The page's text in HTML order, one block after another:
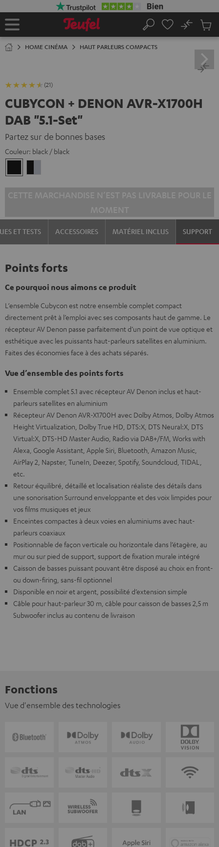
Page
Rechercher
No
panier
HOME CINÉMA HAUT PARLEURS COMPACTS
(21)
CUBYCON + DENON AVR-X1700H
DAB "5.1-Set"
Partez sur de bonnes bases
Couleur: black / black
/
ET TESTS ACCESSOIRES MATÉRIEL INCLUS SUPPORT
Points forts
Ce pourquoi nous aimons ce produit
L‘ensemble Cubycon est notre ensemble complet compact
directement prêt à l’emploi avec ses composants haut de gamme. Le
récepteur AV Denon passe parfaitement d’un point de vue optique et
esthétique avec les puissants haut-parleurs satellites en aluminium.
Faites des économies face à des achats séparés.
Vue d’ensemble des points forts
Ensemble complet 5.1 avec récepteur AV Denon inclus et haut-
parleurs satellites en aluminium
Récepteur AV Denon AVR-X1700H avec Dolby Atmos, Dolby Atmos
Height Virtualization, Dolby True HD, DTS:X, DTS Neural:X, DTS
Virtual:X, DTS-HD Master Audio, Radio via DAB+/FM, Works with
Alexa, Google Assistant, Apple Siri, Bluetooth, Amazon Music,
AirPlay 2, Napster, TuneIn, Deezer, Spotify, Soundcloud, TIDAL,
etc.
Retour équilibré, détaillé et localisation réaliste des détails dans
une sonorisation Surround enveloppante et des voix limpides pour
vos films musiques et jeux
Enceintes compactes à deux voies en aluminiums avec haut-
parleurs coaxiaux
Positionnable de façon verticale ou horizontale dans l’étagère, au
mur ou sur pied de support, support de fixation murale intégré
Caisson de basses puissant pouvant être disposé au choix en front-
ou down-firing, sans-fil optionnel
Disponible en noir et argent, possibilité d’extension simple
Câble pour haut-parleur 30 m, câble pour caisson de basses 2,5 m
Subwoofer inclus au contenu de livraison
Fonctions
Vue d'ensemble des technologies